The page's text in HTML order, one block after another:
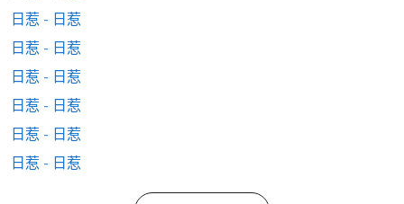
日惹 - 日惹
日惹 - 日惹
日惹 - 日惹
日惹 - 日惹
日惹 - 日惹
日惹 - 日惹